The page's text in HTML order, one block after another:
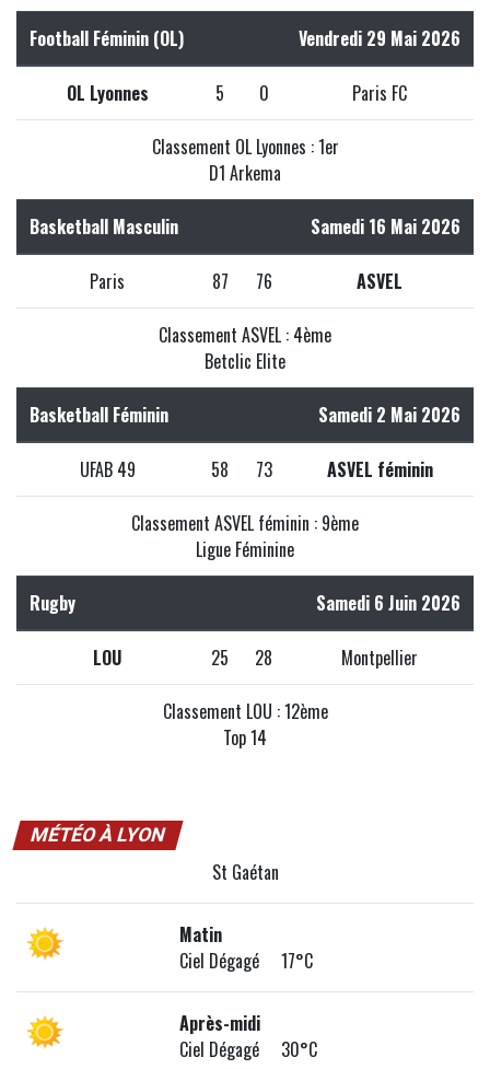
Football Féminin (OL) Vendredi 29 Mai 2026
OL Lyonnes 5 0 Paris FC
Classement OL Lyonnes : 1er
D1 Arkema
Basketball Masculin Samedi 16 Mai 2026
Paris 87 76 ASVEL
Classement ASVEL : 4ème
Betclic Elite
Basketball Féminin Samedi 2 Mai 2026
UFAB 49 58 73 ASVEL féminin
Classement ASVEL féminin : 9ème
Ligue Féminine
Rugby Samedi 6 Juin 2026
LOU 25 28 Montpellier
Classement LOU : 12ème
Top 14
MÉTÉO À LYON
St Gaétan
Matin
Ciel Dégagé 17°C
Après-midi
Ciel Dégagé 30°C